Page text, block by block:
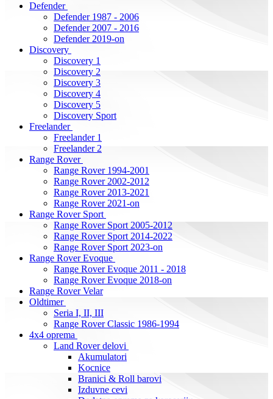
Defender
Defender 1987 - 2006
Defender 2007 - 2016
Defender 2019-on
Discovery
Discovery 1
Discovery 2
Discovery 3
Discovery 4
Discovery 5
Discovery Sport
Freelander
Freelander 1
Freelander 2
Range Rover
Range Rover 1994-2001
Range Rover 2002-2012
Range Rover 2013-2021
Range Rover 2021-on
Range Rover Sport
Range Rover Sport 2005-2012
Range Rover Sport 2014-2022
Range Rover Sport 2023-on
Range Rover Evoque
Range Rover Evoque 2011 - 2018
Range Rover Evoque 2018-on
Range Rover Velar
Oldtimer
Seria I, II, III
Range Rover Classic 1986-1994
4x4 oprema
Land Rover delovi
Akumulatori
Kocnice
Branici & Roll barovi
Izduvne cevi